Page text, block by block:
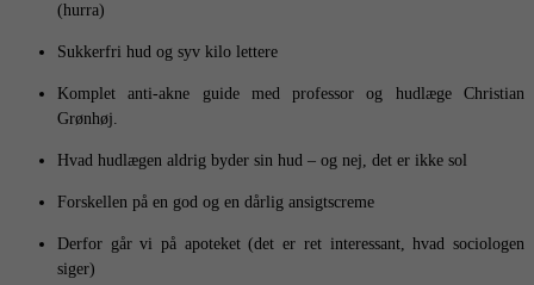
(hurra)
Sukkerfri hud og syv kilo lettere
Komplet anti-akne guide med professor og hudlæge Christian
Grønhøj.
Hvad hudlægen aldrig byder sin hud – og nej, det er ikke sol
Forskellen på en god og en dårlig ansigtscreme
Derfor går vi på apoteket (det er ret interessant, hvad sociologen
siger)